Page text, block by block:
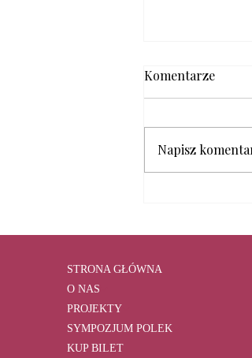
for Yourself!
Komentarze
Napisz
STRONA GŁÓWNA
O NAS
PROJEKTY
SYMPOZJUM POLEK
KUP BILET